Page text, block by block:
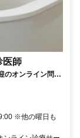
医師
のオンライン問診
※他の曜日も